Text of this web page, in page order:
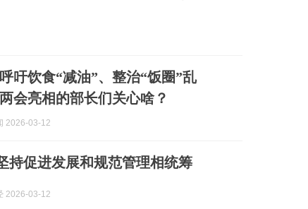
吁饮食“减油”、整治“饭圈”乱
亮相的部长们关心啥？
2026-03-12
持促进发展和规范管理相统筹
2026-03-12